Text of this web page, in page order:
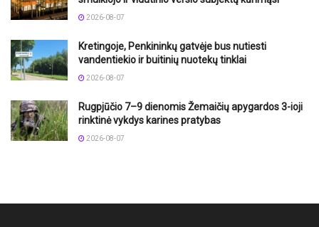
2026-08-07
Kretingoje, Penkininkų gatvėje bus nutiesti
vandentiekio ir buitinių nuotekų tinklai
2026-08-07
Rugpjūčio 7–9 dienomis Žemaičių apygardos 3-ioji
rinktinė vykdys karines pratybas
2026-08-07